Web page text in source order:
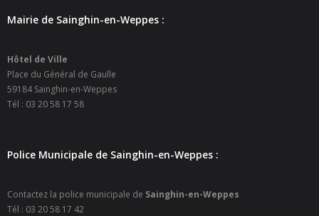
- - Micro-Crèches Léa et Léo / Hapili
- - - Hapili Gare par Léa et Léo
Mairie
Mairie de Sainghin-en-Weppes :
Hôtel de Ville
Place du Général de Gaulle
59184 Sainghin-en-Weppes
Tél : 03 20 58 17 58
Police Municipale de Sainghin-en-Weppes :
Contactez la police municipale de Sainghin-en-Weppes
Tél : 03 20 58 17 42